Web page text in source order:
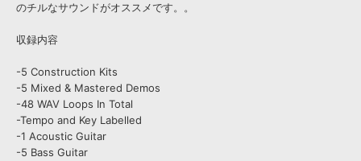
のチルなサウンドがオススメです。。
収録内容
-5 Construction Kits
-5 Mixed & Mastered Demos
-48 WAV Loops In Total
-Tempo and Key Labelled
-1 Acoustic Guitar
-5 Bass Guitar